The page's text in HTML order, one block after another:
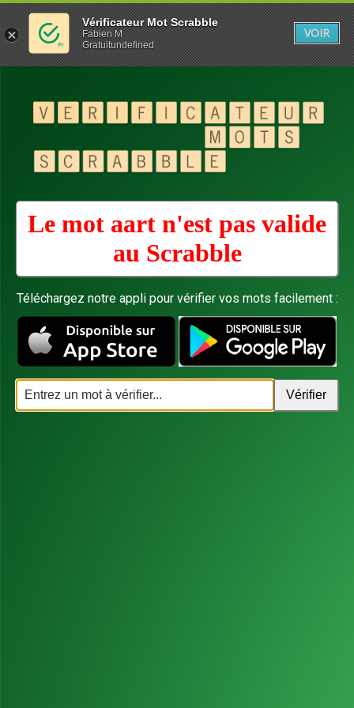
Le mot aart n'est pas valide
au Scrabble
Téléchargez notre appli pour vérifier vos mots facilement :
Vérificateur Mot Scrabble
Fabien M
Gratuitundefined
VOIR